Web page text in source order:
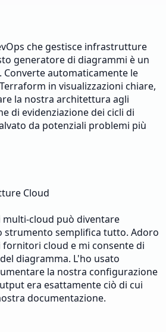
che gestisce infrastrutture
generatore di diagrammi è un
Converte automaticamente le
in visualizzazioni chiare,
la nostra architettura agli
di evidenziazione dei cicli di
da potenziali problemi più
Cloud
multi-cloud può diventare
strumento semplifica tutto. Adoro
cloud e mi consente di
diagramma. L'ho usato
la nostra configurazione
era esattamente ciò di cui
documentazione.